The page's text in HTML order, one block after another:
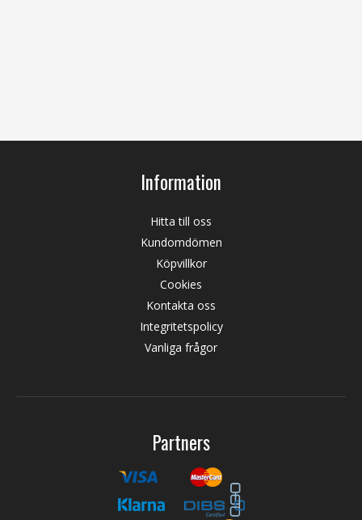
Information
Hitta till oss
Kundomdömen
Köpvillkor
Cookies
Kontakta oss
Integritetspolicy
Vanliga frågor
Partners